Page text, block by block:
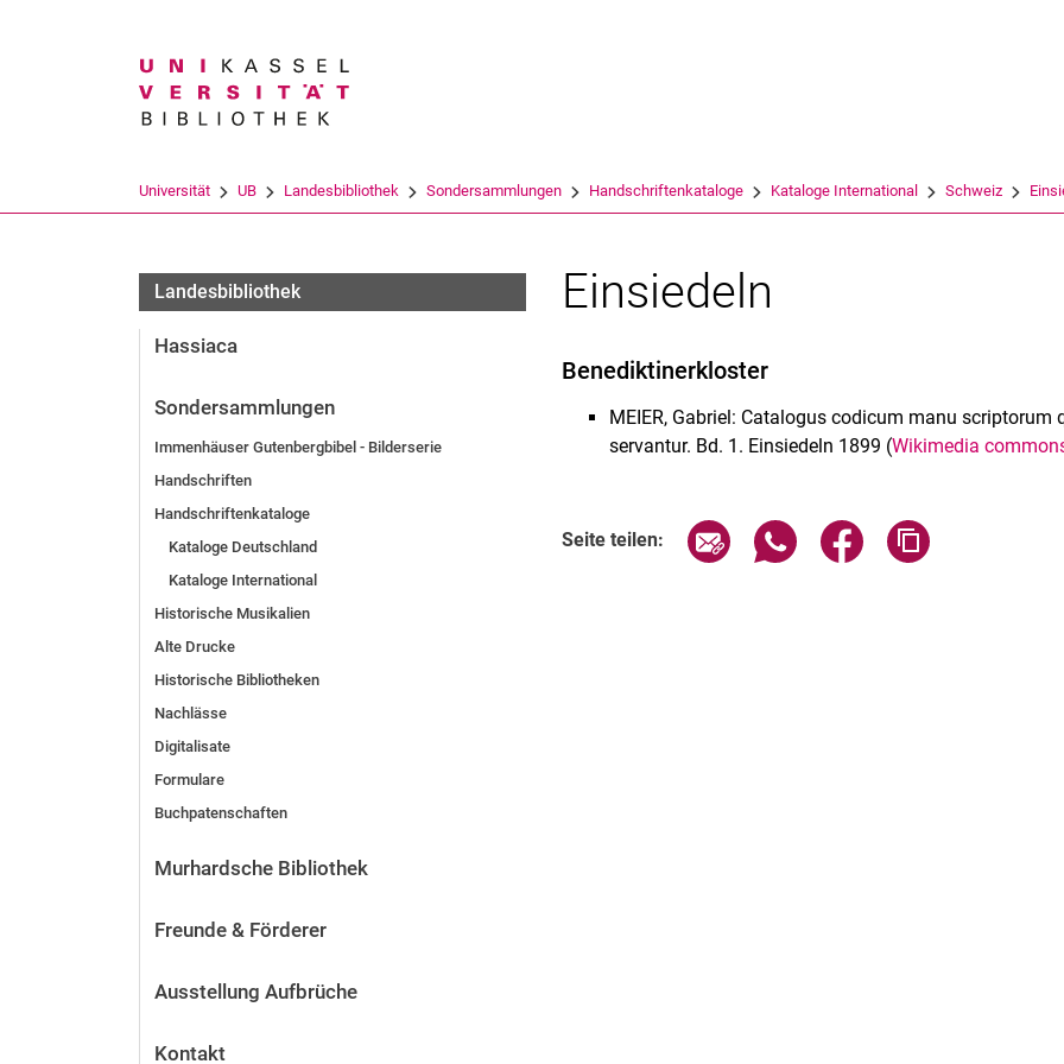
Universität UB Landesbibliothek Sondersammlungen Handschriftenkataloge Kataloge International Schweiz
Landesbibliothek
Hassiaca
Sondersammlungen
Immenhäuser Gutenbergbibel - Bilderserie
Handschriften
Handschriftenkataloge
Kataloge Deutschland
Kataloge International
Historische Musikalien
Alte Drucke
Historische Bibliotheken
Nachlässe
Digitalisate
Formulare
Buchpatenschaften
Murhardsche Bibliothek
Freunde & Förderer
Ausstellung Aufbrüche
Kontakt
Einsiedeln
Benediktinerkloster
MEIER, Gabriel: Catalogus codicum manu
servantur. Bd. 1. Einsiedeln 1899 (Wikimedia
Seite teilen: Seite über E-Mail teilen
Seite über WhatsApp teilen
Seite über Facebook